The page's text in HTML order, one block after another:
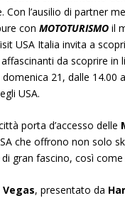
l’ausilio di partner
conMOTOTURISMO il
USA Italia invita a
da scoprire
21, dalle 14.00
USA.
porta d’accesso delle
che offrono non solo
gran fascino, così
Vegas, presentato da